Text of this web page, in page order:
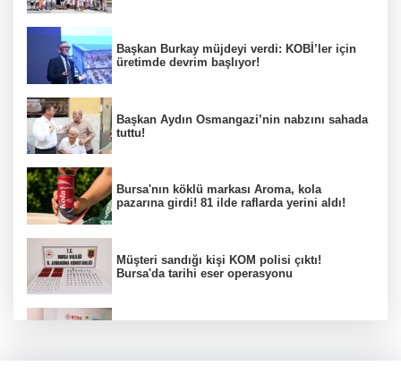
Başkan Burkay müjdeyi verdi: KOBİ’ler için
üretimde devrim başlıyor!
Başkan Aydın Osmangazi’nin nabzını sahada
tuttu!
Bursa'nın köklü markası Aroma, kola
pazarına girdi! 81 ilde raflarda yerini aldı!
Müşteri sandığı kişi KOM polisi çıktı!
Bursa'da tarihi eser operasyonu